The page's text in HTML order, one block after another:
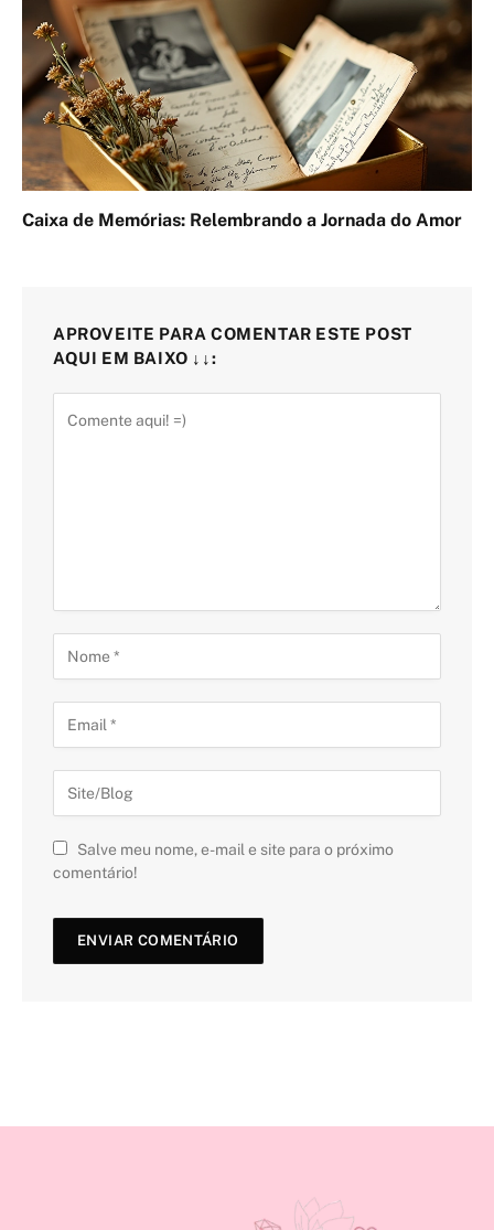
Caixa de Memórias: Relembrando a Jornada do Amor
APROVEITE PARA COMENTAR ESTE POST
AQUI EM BAIXO ↓↓:
Salve meu nome, e-mail e site para o próximo
comentário!